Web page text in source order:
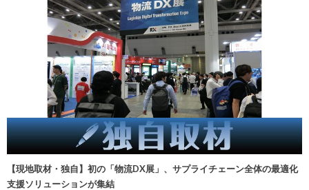
【現地取材・独自】初の「物流DX展」、サプライチェーン全体の最適化
支援ソリューションが集結